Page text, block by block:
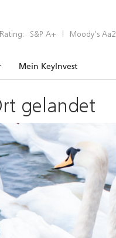
Rating: S&P A+ | Moody’s Aa2
Mein KeyInvest
gelandet